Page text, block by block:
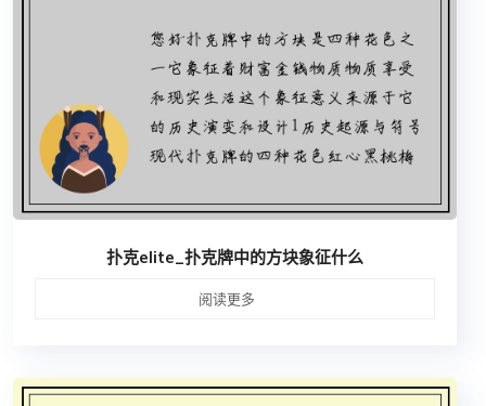
扑克elite_扑克牌中的方块象征什么
阅读更多